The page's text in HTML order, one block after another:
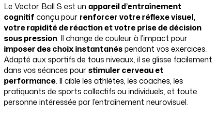
Le Vector Ball S est un appareil d’entraînement
cognitif conçu pour renforcer votre réflexe visuel,
votre rapidité de réaction et votre prise de décision
sous pression. Il change de couleur à l’impact pour
imposer des choix instantanéspendant vos exercices.
Adapté aux sportifs de tous niveaux, il se glisse facilement
dans vos séances pourstimuler cerveau et
performance. Il cible les athlètes, les coaches, les
pratiquants de sports collectifs ou individuels, et toute
personne intéressée par l’entraînement neurovisuel.